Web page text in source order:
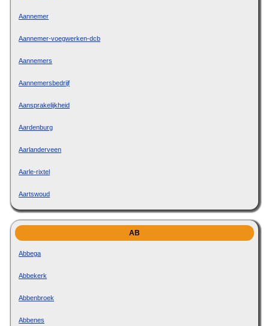
Aannemer
Aannemer-voegwerken-dcb
Aannemers
Aannemersbedrijf
Aansprakelijkheid
Aardenburg
Aarlanderveen
Aarle-rixtel
Aartswoud
AB
Abbega
Abbekerk
Abbenbroek
Abbenes